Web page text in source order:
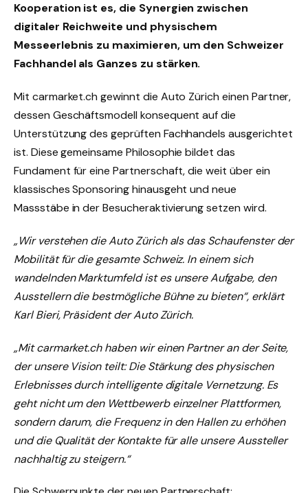
Kooperation ist es, die Synergien zwischen
digitaler Reichweite und physischem
Messeerlebnis zu maximieren, um den Schweizer
Fachhandel als Ganzes zu stärken.
Mit carmarket.ch gewinnt die Auto Zürich einen Partner,
dessen Geschäftsmodell konsequent auf die
Unterstützung des geprüften Fachhandels ausgerichtet
ist. Diese gemeinsame Philosophie bildet das
Fundament für eine Partnerschaft, die weit über ein
klassisches Sponsoring hinausgeht und neue
Massstäbe in der Besucheraktivierung setzen wird.
„Wir verstehen die Auto Zürich als das Schaufenster der
Mobilität für die gesamte Schweiz. In einem sich
wandelnden Marktumfeld ist es unsere Aufgabe, den
Ausstellern die bestmögliche Bühne zu bieten“, erklärt
Karl Bieri, Präsident der Auto Zürich.
„Mit carmarket.ch haben wir einen Partner an der Seite,
der unsere Vision teilt: Die Stärkung des physischen
Erlebnisses durch intelligente digitale Vernetzung. Es
geht nicht um den Wettbewerb einzelner Plattformen,
sondern darum, die Frequenz in den Hallen zu erhöhen
und die Qualität der Kontakte für alle unsere Aussteller
nachhaltig zu steigern.“